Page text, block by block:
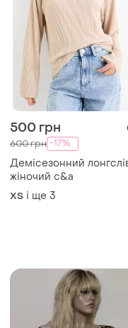
500 грн
600 грн -17%
Демісезонний лонгслів
жіночий с&а
ХS і ще 3